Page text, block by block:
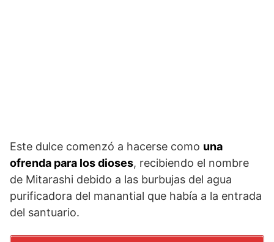
Este dulce comenzó a hacerse como una
ofrenda para los dioses, recibiendo el nombre
de Mitarashi debido a las burbujas del agua
purificadora del manantial que había a la entrada
del santuario.